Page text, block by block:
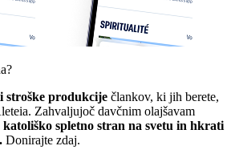
stroške produkcije člankov, ki jih berete,
Zahvaljujoč davčnim olajšavam
spletno stran na svetu in hkrati
Donirajte zdaj.